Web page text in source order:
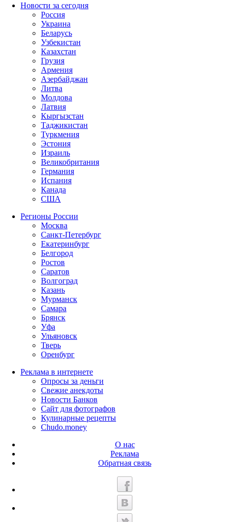
Новости за сегодня
Россия
Украина
Беларусь
Узбекистан
Казахстан
Грузия
Армения
Азербайджан
Литва
Молдова
Латвия
Кыргызстан
Таджикистан
Туркмения
Эстония
Израиль
Великобритания
Германия
Испания
Канада
США
Регионы России
Москва
Санкт-Петербург
Екатеринбург
Белгород
Ростов
Саратов
Волгоград
Казань
Мурманск
Самара
Брянск
Уфа
Ульяновск
Тверь
Оренбург
Реклама в интернете
Опросы за деньги
Свежие анекдоты
Новости Банков
Сайт для фотографов
Кулинарные рецепты
Chudo.money
О нас
Реклама
Обратная связь